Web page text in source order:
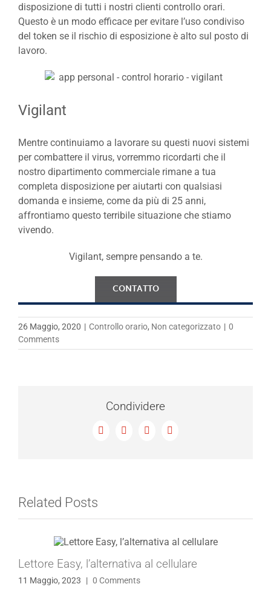
disposizione di tutti i nostri clienti controllo orari.
Questo è un modo efficace per evitare l’uso condiviso
del token se il rischio di esposizione è alto sul posto di
lavoro.
Vigilant
Mentre continuiamo a lavorare su questi nuovi sistemi
per combattere il virus, vorremmo ricordarti che il
nostro dipartimento commerciale rimane a tua
completa disposizione per aiutarti con qualsiasi
domanda e insieme, come da più di 25 anni,
affrontiamo questo terribile situazione che stiamo
vivendo.
Vigilant, sempre pensando a te.
CONTATTO
26 Maggio, 2020 | Controllo orario, Non categorizzato | 0
Comments
Condividere
Facebook
X LinkedInEmail
Related Posts
Lettore Easy, l’alternativa al cellulare
11 Maggio, 2023 | 0 Comments